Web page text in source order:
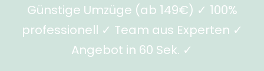
Günstige Umzüge (ab 149€) ✓ 100%
professionell ✓ Team aus Experten ✓
Angebot in 60 Sek. ✓